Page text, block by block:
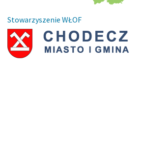
Stowarzyszenie WŁOF